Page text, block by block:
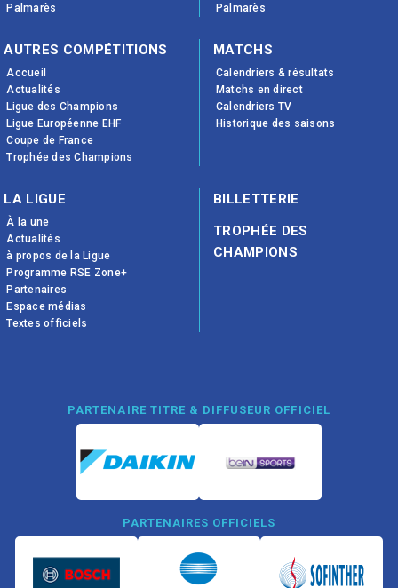
Palmarès
Palmarès
AUTRES COMPÉTITIONS
Accueil
Actualités
Ligue des Champions
Ligue Européenne EHF
Coupe de France
Trophée des Champions
MATCHS
Calendriers & résultats
Matchs en direct
Calendriers TV
Historique des saisons
LA LIGUE
À la une
Actualités
à propos de la Ligue
Programme RSE Zone+
Partenaires
Espace médias
Textes officiels
BILLETTERIE
TROPHÉE DES
CHAMPIONS
PARTENAIRE TITRE & DIFFUSEUR OFFICIEL
PARTENAIRES OFFICIELS